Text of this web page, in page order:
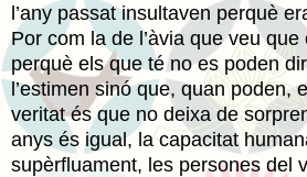
l’any passat insultaven perquè
Por com la de l’àvia que veu
perquè els que té no es poden
l’estimen sinó que, quan poden,
veritat és que no deixa de
anys és igual, la capacitat
supèrfluament, les persones del